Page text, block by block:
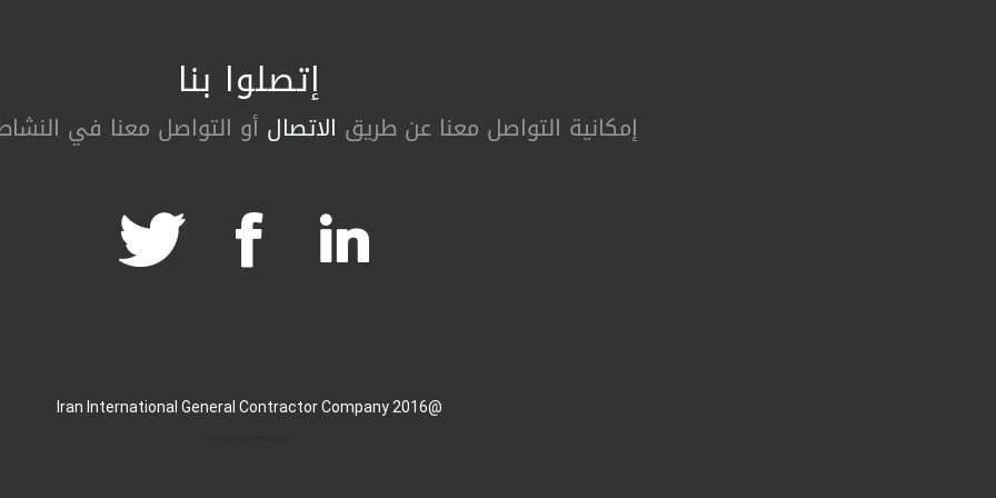
إتصلوا بنا
إمکانیة التواصل معنا عن طریق الاتصال أو التواصل معنا في
@2016 Iran International General Contractor Company